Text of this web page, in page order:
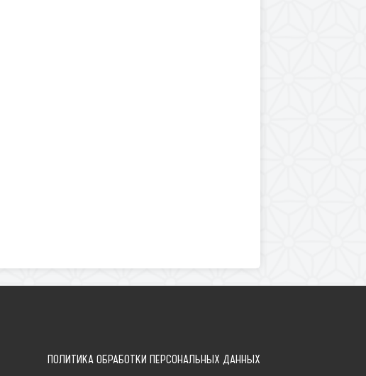
ПОЛИТИКА ОБРАБОТКИ ПЕРСОНАЛЬНЫХ ДАННЫХ